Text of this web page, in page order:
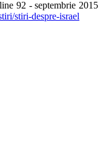
92 - septembrie 2015
stiri-despre-israel